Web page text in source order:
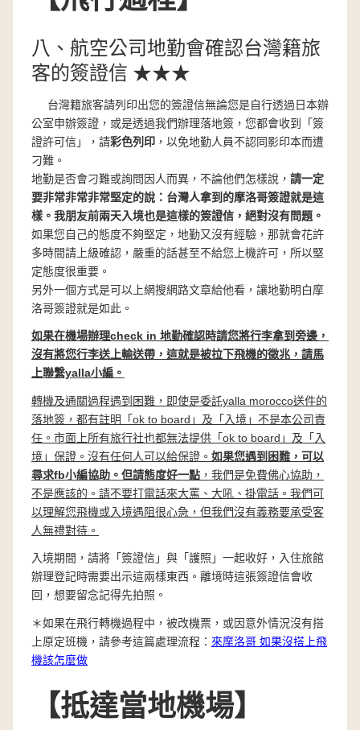
八、航空公司地勤會確認台灣籍旅
客的簽證信 ★★★
台灣籍旅客請列印出您的簽證信無論您是自行透過日本辦
公室申辦簽證，或是透過我們辦理落地簽，您都會收到「簽
證許可信」，請彩色列印 ，以免地勤人員不認同影印本而遭
刁難。
地勤是否會刁難或詢問因人而異，不論他們怎樣說， 請一定
要非常非常非常堅定的說：台灣人拿到的摩洛哥簽證就是這
樣。我朋友前兩天入境也是這樣的簽證信，絕對沒有問題。
如果您自己的態度不夠堅定，地勤又沒有經驗，那就會花許
多時間請上級確認，嚴重的話甚至不給您上機許可，所以堅
定態度很重要。
另外一個方式是可以上網搜網路文章給他看，讓地勤明白摩
洛哥簽證就是如此。
如果在機場辦理check in 地勤確認時請您將行李拿到旁邊，
沒有將您行李送上輸送帶，這就是被拉下飛機的徵兆，請馬
上聯繫yalla小編。
轉機及通關過程遇到困難，即使是委託yalla morocco送件的
落地簽，都有註明「ok to board」及「入境」不是本公司責
任。市面上所有旅行社也都無法提供「ok to board」及「入
境」保證。沒有任何人可以給保證。 如果您遇到困難，可以
尋求fb小編協助。但請態度好一點 ，我們是免費佛心協助，
不是應該的。請不要打電話來大罵、大吼、掛電話。我們可
以理解您飛機或入境遇阻很心急，但我們沒有義務要承受客
人無禮對待。
入境期間，請將「簽證信」與「護照」一起收好，入住旅館
辦理登記時需要出示這兩樣東西。離境時這張簽證信會收
回，想要留念記得先拍照。
＊如果在飛行轉機過程中，被改機票，或因意外情況沒有搭
上原定班機，請參考這篇處理流程： 來摩洛哥 如果沒搭上飛
機該怎麼做
【抵達當地機場】